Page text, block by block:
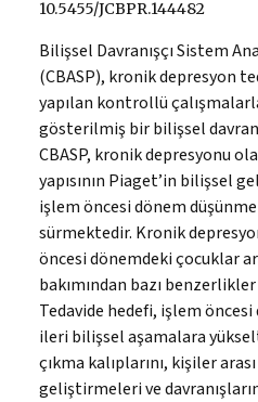
10.5455/JCBPR.144482
Bilişsel Davranışçı Sistem
(CBASP), kronik depresyon
yapılan kontrollü
gösterilmiş bir bilişsel
CBASP, kronik depresyonu
yapısının Piaget’in bilişsel
işlem öncesi dönem düşünme
sürmektedir. Kronik
öncesi dönemdeki çocuklar
bakımından bazı
Tedavide hedefi, işlem
ileri bilişsel aşamalara
çıkma kalıplarını, kişiler
geliştirmeleri ve